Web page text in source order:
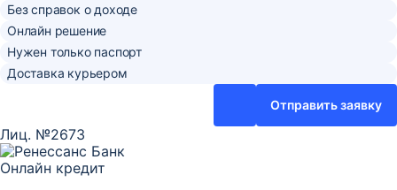
Без справок о доходе
Онлайн решение
Нужен только паспорт
Доставка курьером
Отправить заявку
Лиц. №2673
Онлайн кредит